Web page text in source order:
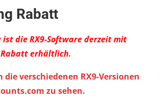
Rabatt
die RX9-Software derzeit mit
erhältlich.
die verschiedenen RX9-Versionen
zu sehen.